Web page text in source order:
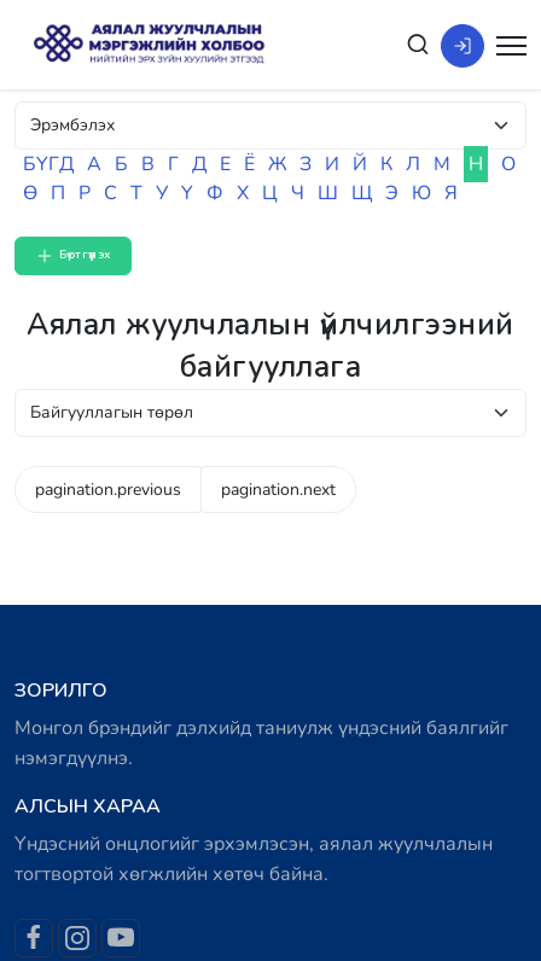
БҮГД А Б В Г Д Е Ё Ж З И Й К Л М Н
О
Ө П Р С Т У Ү Ф Х Ц Ч Ш Щ Э Ю Я
Бүртгүүлэх
Аялал жуулчлалын үйлчилгээний
байгууллага
pagination.previous pagination.next
ЗОРИЛГО
Монгол брэндийг дэлхийд таниулж үндэсний баялгийг
нэмэгдүүлнэ.
АЛСЫН ХАРАА
Үндэсний онцлогийг эрхэмлэсэн, аялал жуулчлалын
тогтвортой хөгжлийн хөтөч байна.